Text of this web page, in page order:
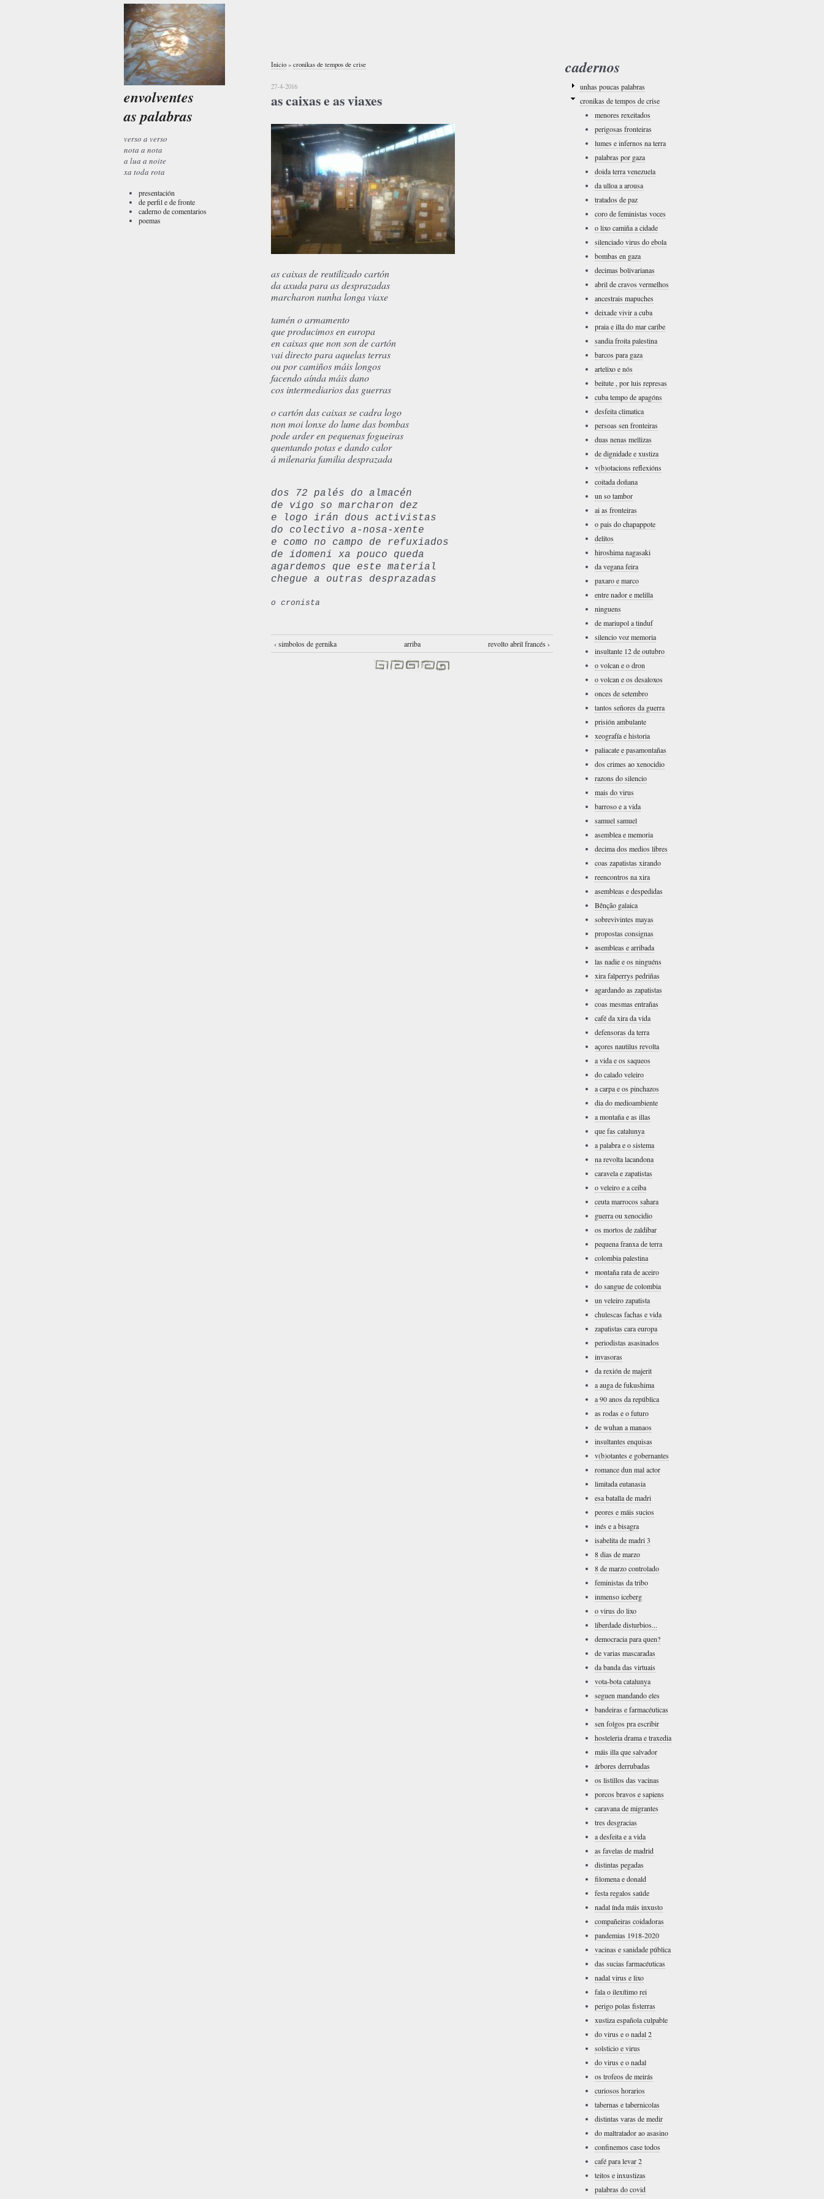
envolventes
as palabras
verso a verso
nota a nota
a lua a noite
xa toda rota
presentación
de perfil e de fronte
caderno de comentarios
poemas
Inicio » cronikas de tempos de crise
27-4-2016
as caixas e as viaxes
as caixas de reutilizado cartón
da axuda para as desprazadas
marcharon nunha longa viaxe
tamén o armamento
que producimos en europa
en caixas que non son de cartón
vai directo para aquelas terras
ou por camiños máis longos
facendo aínda máis dano
cos intermediarios das guerras
o cartón das caixas se cadra logo
non moi lonxe do lume das bombas
pode arder en pequenas fogueiras
quentando potas e dando calor
á milenaria familia desprazada
dos 72 palés do almacén
de vigo so marcharon dez
e logo irán dous activistas
do colectivo a-nosa-xente
e como no campo de refuxiados
de idomeni xa pouco queda
agardemos que este material
chegue a outras desprazadas
o cronista
‹ simbolos de gernika arriba revolto abril francés ›
cadernos
unhas poucas palabras
cronikas de tempos de crise
menores rexeitados
perigosas fronteiras
lumes e infernos na terra
palabras por gaza
doida terra venezuela
da ulloa a arousa
tratados de paz
coro de feministas voces
o lixo camiña a cidade
silenciado virus do ebola
bombas en gaza
decimas bolivarianas
abril de cravos vermelhos
ancestrais mapuches
deixade vivir a cuba
praia e illa do mar caribe
sandia froita palestina
barcos para gaza
artelixo e nós
beitute , por luis represas
cuba tempo de apagóns
desfeita climatica
persoas sen fronteiras
duas nenas mellizas
de dignidade e xustiza
v(b)otacions reflexións
coitada doñana
un so tambor
ai as fronteiras
o pais do chapappote
delitos
hiroshima nagasaki
da vegana feira
paxaro e marco
entre nador e melilla
ninguens
de mariupol a tinduf
silencio voz memoria
insultante 12 de outubro
o volcan e o dron
o volcan e os desaloxos
onces de setembro
tantos señores da guerra
prisión ambulante
xeografía e historia
paliacate e pasamontañas
dos crimes ao xenocidio
razons do silencio
mais do virus
barroso e a vida
samuel samuel
asemblea e memoria
decima dos medios libres
coas zapatistas xirando
reencontros na xira
asembleas e despedidas
Bênção galaica
sobrevivintes mayas
propostas consignas
asembleas e arribada
las nadie e os ninguéns
xira falperrys pedriñas
agardando as zapatistas
coas mesmas entrañas
café da xira da vida
defensoras da terra
açores nautilus revolta
a vida e os saqueos
do calado veleiro
a carpa e os pinchazos
dia do medioambiente
a montaña e as illas
que fas catalunya
a palabra e o sistema
na revolta lacandona
caravela e zapatistas
o veleiro e a ceiba
ceuta marrocos sahara
guerra ou xenocidio
os mortos de zaldibar
pequena franxa de terra
colombia palestina
montaña rata de aceiro
do sangue de colombia
un veleiro zapatista
chulescas fachas e vida
zapatistas cara europa
periodistas asasinados
invasoras
da rexión de majerit
a auga de fukushima
a 90 anos da república
as rodas e o futuro
de wuhan a manaos
insultantes enquisas
v(b)otantes e gobernantes
romance dun mal actor
limitada eutanasia
esa batalla de madri
peores e máis sucios
inés e a bisagra
isabelita de madri 3
8 dias de marzo
8 de marzo controlado
feministas da tribo
inmenso iceberg
o virus do lixo
liberdade disturbios...
democracia para quen?
de varias mascaradas
da banda das virtuais
vota-bota catalunya
seguen mandando eles
bandeiras e farmacéuticas
sen folgos pra escribir
hosteleria drama e traxedia
máis illa que salvador
árbores derrubadas
os listillos das vacinas
porcos bravos e sapiens
caravana de migrantes
tres desgracias
a desfeita e a vida
as favelas de madrid
distintas pegadas
filomena e donald
festa regalos saúde
nadal índa máis inxusto
compañeiras coidadoras
pandemias 1918-2020
vacinas e sanidade pública
das sucias farmacéuticas
nadal virus e lixo
fala o ilexítimo rei
perigo polas fisterras
xustiza española culpable
do virus e o nadal 2
solsticio e virus
do virus e o nadal
os trofeos de meirás
curiosos horarios
tabernas e tabernicolas
distintas varas de medir
do maltratador ao asasino
confinemos case todos
café para levar 2
teitos e inxustizas
palabras do covid